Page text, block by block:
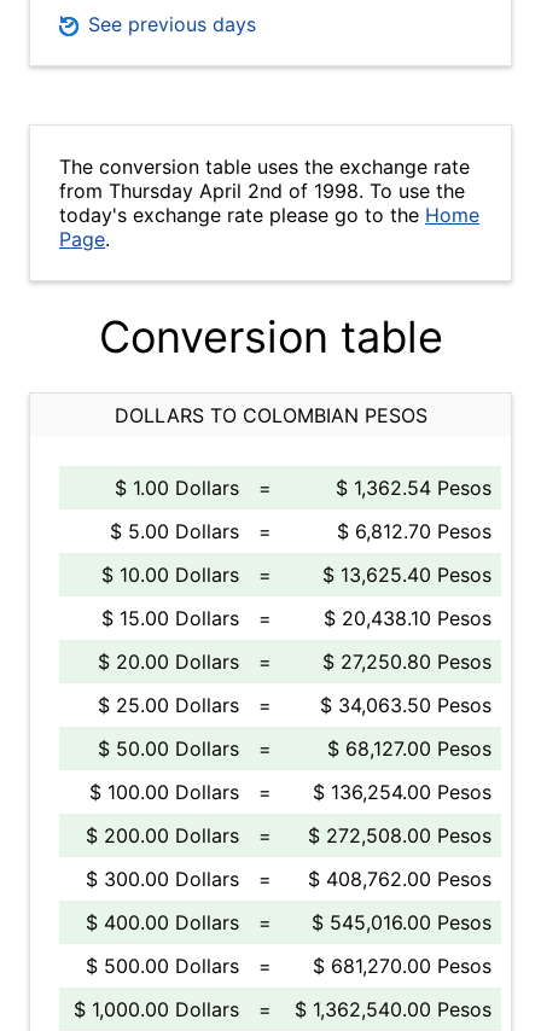
See previous days
The conversion table uses the exchange rate
from Thursday April 2nd of 1998. To use the
today's exchange rate please go to the Home
Page.
Conversion table
DOLLARS TO COLOMBIAN PESOS
$ 1.00 Dollars =
$ 1,362.54 Pesos
$ 5.00 Dollars
=
$ 6,812.70 Pesos
$ 10.00 Dollars
=
$ 13,625.40 Pesos
$ 15.00 Dollars
=
$ 20,438.10 Pesos
$ 20.00 Dollars
=
$ 27,250.80 Pesos
$ 25.00 Dollars
=
$ 34,063.50 Pesos
$ 50.00 Dollars
=
$ 68,127.00 Pesos
$ 100.00 Dollars
=
$ 136,254.00 Pesos
$ 200.00 Dollars
=
$ 272,508.00 Pesos
$ 300.00 Dollars
=
$ 408,762.00 Pesos
$ 400.00 Dollars
=
$ 545,016.00 Pesos
$ 500.00 Dollars
=
$ 681,270.00 Pesos
$ 1,000.00 Dollars
=
$ 1,362,540.00 Pesos